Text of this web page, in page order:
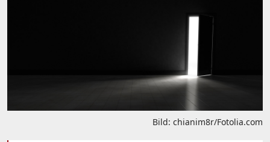
Bild: chianim8r/Fotolia.com